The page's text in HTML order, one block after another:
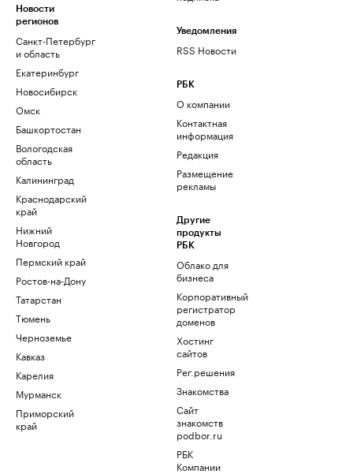
Новости
регионов
Санкт-Петербург
и область
Екатеринбург
Новосибирск
Омск
Башкортостан
Вологодская
область
Калининград
Краснодарский
край
Нижний
Новгород
Пермский край
Ростов-на-Дону
Татарстан
Тюмень
Черноземье
Кавказ
Карелия
Мурманск
Приморский
край
Уведомления
RSS Новости
РБК
О компании
Контактная
информация
Редакция
Размещение
рекламы
Другие
продукты
РБК
Облако для
бизнеса
Корпоративный
регистратор
доменов
Хостинг
сайтов
Рег.решения
Знакомства
Сайт
знакомств
podbor.ru
РБК
Компании